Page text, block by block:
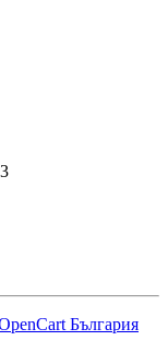
България